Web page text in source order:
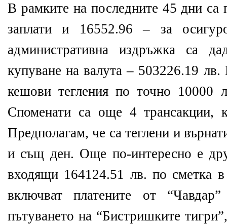
В рамките на последните 45 дни са
заплати и 16552.96 – за
административна издръжка са
купуване на валута – 503226.19
кешови тегления по точно 10000
Споменати са още 4 трансакции,
Предполагам, че са теглени и
и същ ден. Още по-интересно е
входящи 164124.51 лв. по сметка
включват платените от
пътуването на “Бистришките